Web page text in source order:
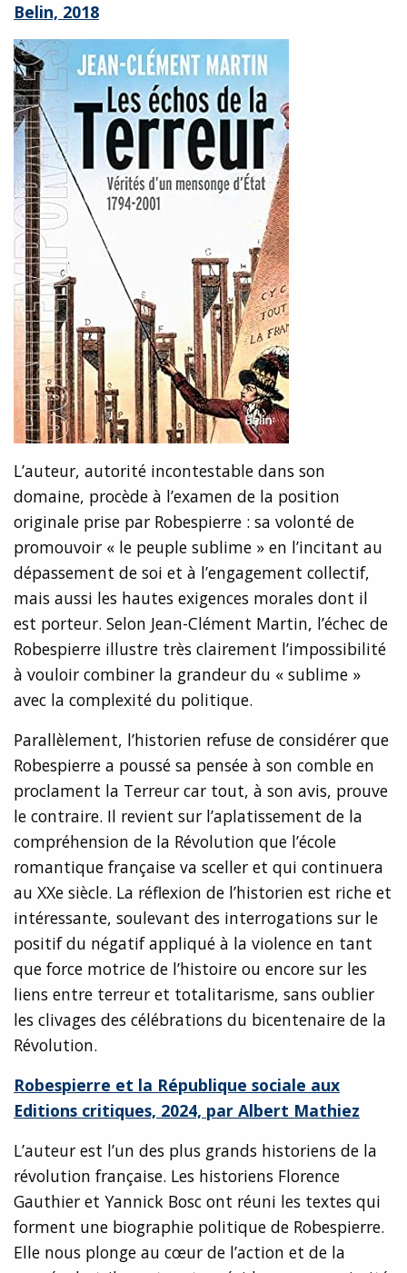
Belin, 2018
L’auteur, autorité incontestable dans son
domaine, procède à l’examen de la position
originale prise par Robespierre : sa volonté de
promouvoir « le peuple sublime » en l’incitant au
dépassement de soi et à l’engagement collectif,
mais aussi les hautes exigences morales dont il
est porteur. Selon Jean-Clément Martin, l’échec de
Robespierre illustre très clairement l’impossibilité
à vouloir combiner la grandeur du « sublime »
avec la complexité du politique.
Parallèlement, l’historien refuse de considérer que
Robespierre a poussé sa pensée à son comble en
proclament la Terreur car tout, à son avis, prouve
le contraire. Il revient sur l’aplatissement de la
compréhension de la Révolution que l’école
romantique française va sceller et qui continuera
au XXe siècle. La réflexion de l’historien est riche et
intéressante, soulevant des interrogations sur le
positif du négatif appliqué à la violence en tant
que force motrice de l’histoire ou encore sur les
liens entre terreur et totalitarisme, sans oublier
les clivages des célébrations du bicentenaire de la
Révolution.
Robespierre et la République sociale aux
Editions critiques, 2024, par Albert Mathiez
L’auteur est l’un des plus grands historiens de la
révolution française. Les historiens Florence
Gauthier et Yannick Bosc ont réuni les textes qui
forment une biographie politique de Robespierre.
Elle nous plonge au cœur de l’action et de la